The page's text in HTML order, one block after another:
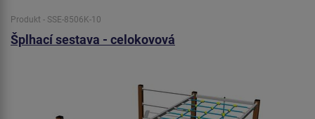
Produkt - SSE-8506K-10
Šplhací sestava - celokovová